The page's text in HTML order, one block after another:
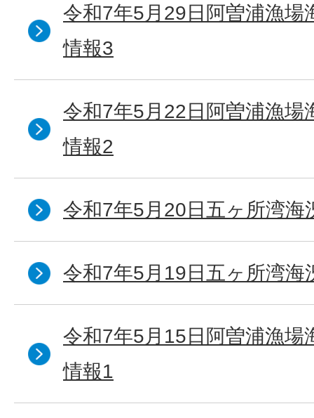
令和7年5月29日阿曽浦漁場
情報3
令和7年5月22日阿曽浦漁場
情報2
令和7年5月20日五ヶ所湾海
令和7年5月19日五ヶ所湾海
令和7年5月15日阿曽浦漁場
情報1